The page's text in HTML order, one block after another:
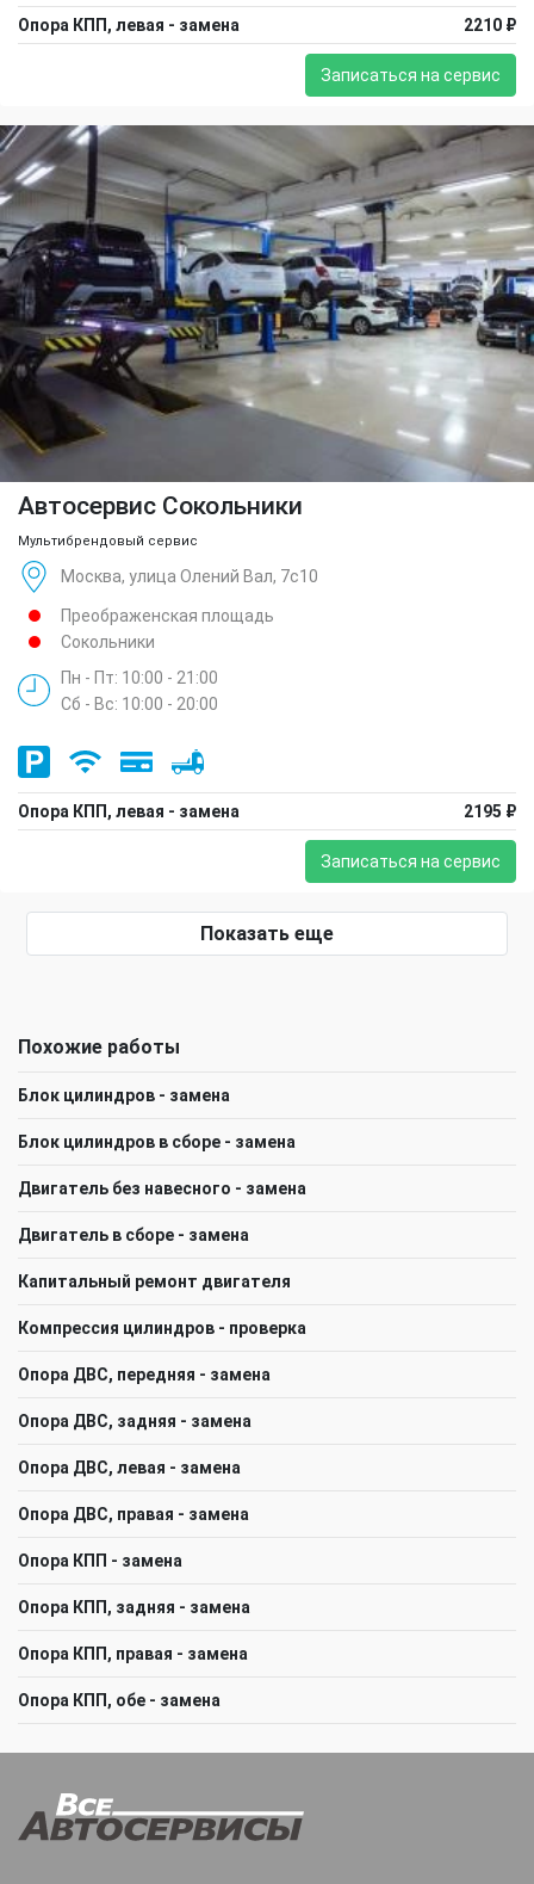
Опора КПП, левая - замена 2210 ₽
Записаться на сервис
Автосервис Сокольники
Мультибрендовый сервис
Москва, улица Олений Вал, 7с10
Преображенская площадь
Сокольники
Пн - Пт: 10:00 - 21:00
Сб - Вс: 10:00 - 20:00
Опора КПП, левая - замена 2195 ₽
Записаться на сервис
Показать еще
Похожие работы
Блок цилиндров - замена
Блок цилиндров в сборе - замена
Двигатель без навесного - замена
Двигатель в сборе - замена
Капитальный ремонт двигателя
Компрессия цилиндров - проверка
Опора ДВС, передняя - замена
Опора ДВС, задняя - замена
Опора ДВС, левая - замена
Опора ДВС, правая - замена
Опора КПП - замена
Опора КПП, задняя - замена
Опора КПП, правая - замена
Опора КПП, обе - замена